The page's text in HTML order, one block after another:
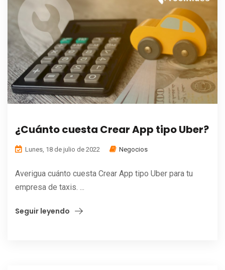
¿Cuánto cuesta Crear App tipo Uber?
Lunes, 18 de julio de 2022 Negocios
Averigua cuánto cuesta Crear App tipo Uber para tu
empresa de taxis. ...
Seguir leyendo